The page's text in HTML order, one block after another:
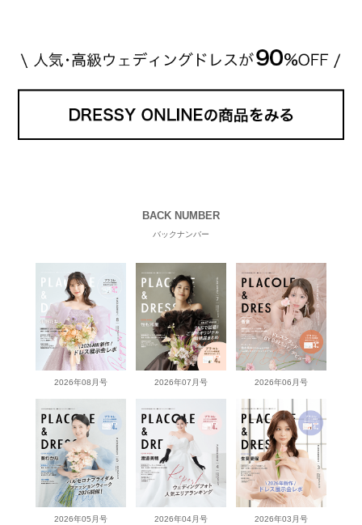
BACK NUMBER
バックナンバー
2026年08月号 2026年07月号 2026年06月号
2026年05月号 2026年04月号 2026年03月号